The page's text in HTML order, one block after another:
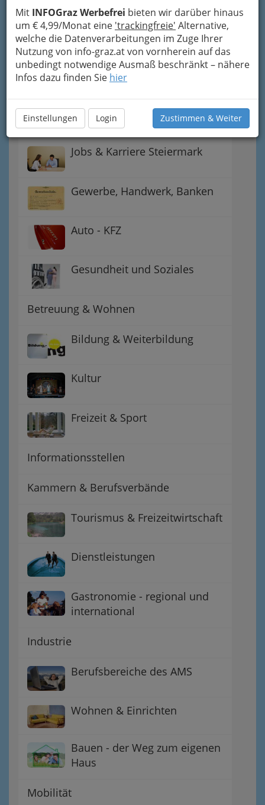
Mit INFOGraz Werbefrei bieten wir darüber hinaus
um € 4,99/Monat eine 'trackingfreie' Alternative,
welche die Datenverarbeitungen im Zuge Ihrer
Nutzung von info-graz.at von vornherein auf das
unbedingt notwendige Ausmaß beschränkt – nähere
Infos dazu finden Sie hier
Einstellungen Login Zustimmen & Weiter
Gutschein-Welt: von myToys
bis H&M, C&A u.v.m.
Gewinnspiele - Lokale
Gutscheine
Notdienste für (fast) alle Fälle
Jobs & Karriere Steiermark
Gewerbe, Handwerk, Banken
Auto - KFZ
Gesundheit und Soziales
Betreuung & Wohnen
Bildung & Weiterbildung
Kultur
Freizeit & Sport
Informationsstellen
Kammern & Berufsverbände
Tourismus & Freizeitwirtschaft
Dienstleistungen
Gastronomie - regional und
international
Industrie
Berufsbereiche des AMS
Wohnen & Einrichten
Bauen - der Weg zum eigenen
Haus
Mobilität